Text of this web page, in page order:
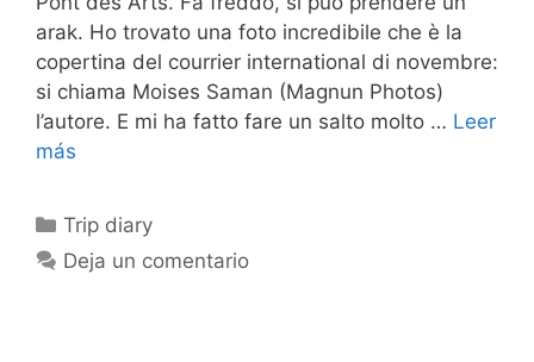
arak. Ho trovato una foto incredibile che è la
copertina del courrier international di novembre:
si chiama Moises Saman (Magnun Photos)
l’autore. E mi ha fatto fare un salto molto … Leer
más
Categorías
Trip diary
Deja un comentario